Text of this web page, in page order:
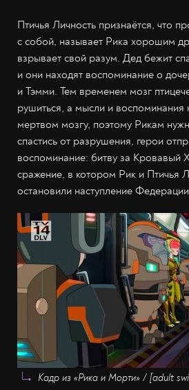
Птичья Личность признаётся, что
с собой, называет Рика хорошим
взрывает свой разум. Дед бежит
и они находят воспоминание о
и Тэмми. Тем временем мозг
рушиться, а мысли и воспоминания
мертвом мозгу, поэтому Рикам
спастись от разрушения, герои
воспоминание: битву за Кровавый
сражение, в котором Рик и Птичья
остановили наступление
Кадр из «Рика и Морти» / [adult